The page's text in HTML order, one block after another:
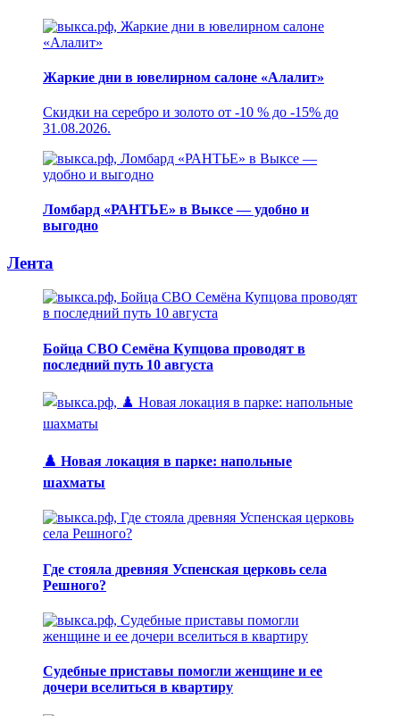
Жаркие дни в ювелирном салоне «Алалит»
Скидки на серебро и золото от -10 % до -15% до
31.08.2026.
Ломбард «РАНТЬЕ» в Выксе — удобно и
выгодно
Лента
Бойца СВО Семёна Купцова проводят в
последний путь 10 августа
♟️ Новая локация в парке: напольные
шахматы
Где стояла древняя Успенская церковь села
Решного?
Судебные приставы помогли женщине и ее
дочери вселиться в квартиру